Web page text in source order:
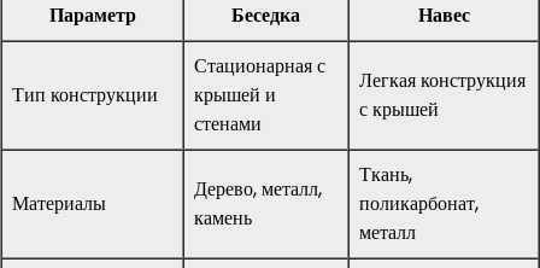
Параметр Беседка Навес
Тип конструкции
Стационарная с
крышей и
стенами
Легкая конструкция
с крышей
Материалы
Дерево, металл,
камень
Ткань,
поликарбонат,
металл